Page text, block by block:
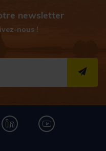
newsletter
nous !